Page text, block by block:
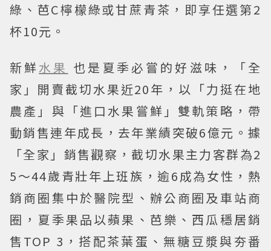
綠、芭C檸檬綠或甘蔗青茶，即享任選第2
杯10元。
新鮮水果 也是夏季必嘗的好滋味，「全
家」開賣截切水果近20年，以「力挺在地
農產」與「進口水果嘗鮮」雙軌策略，帶
動銷售連年成長，去年業績突破6億元。據
「全家」銷售觀察，截切水果主力客群為2
5～44歲青壯年上班族，逾6成為女性，熱
銷商圈集中於醫院型、辦公商圈及車站商
圈，夏季果品以蘋果、芭樂、西瓜穩居銷
售TOP 3，搭配茶葉蛋、無糖豆漿與夯番